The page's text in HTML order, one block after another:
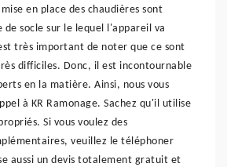
en place des chaudières sont
de socle sur le lequel l'appareil va
très important de noter que ce sont
difficiles. Donc, il est incontournable
en la matière. Ainsi, nous vous
à KR Ramonage. Sachez qu'il utilise
Si vous voulez des
veuillez le téléphoner
aussi un devis totalement gratuit et